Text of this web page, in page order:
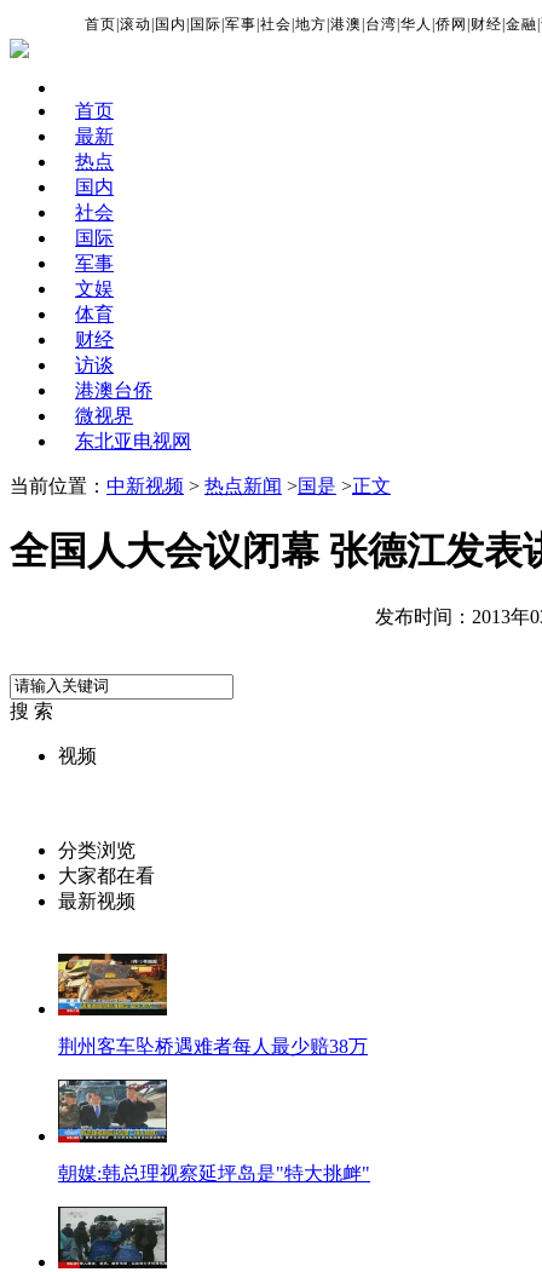
首页 |滚动 国内 国际 |军事 |社会 |地方 |港澳 台湾 |华人 |侨网 财经 |金融 |
首页
最新
热点
国内
社会
国际
军事
文娱
体育
财经
访谈
港澳台侨
微视界
东北亚电视网
当前位置： 中新视频 > 热点新闻 >国是 >正文
全国人大会议闭幕 张德江发表
发布时间：2013年
搜 索
视频
分类浏览
大家都在看
最新视频
荆州客车坠桥遇难者每人最少赔38万
朝媒:韩总理视察延坪岛是"特大挑衅"